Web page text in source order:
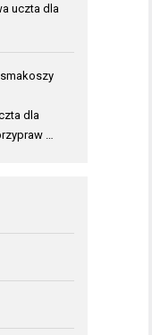
uczta dla
dla
…